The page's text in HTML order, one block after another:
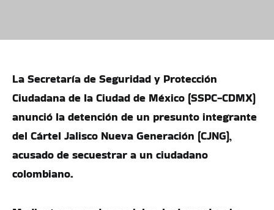
La Secretaría de Seguridad y Protección
Ciudadana de la Ciudad de México (SSPC-CDMX)
anunció la detención de un presunto integrante
del Cártel Jalisco Nueva Generación (CJNG),
acusado de secuestrar a un ciudadano
colombiano.